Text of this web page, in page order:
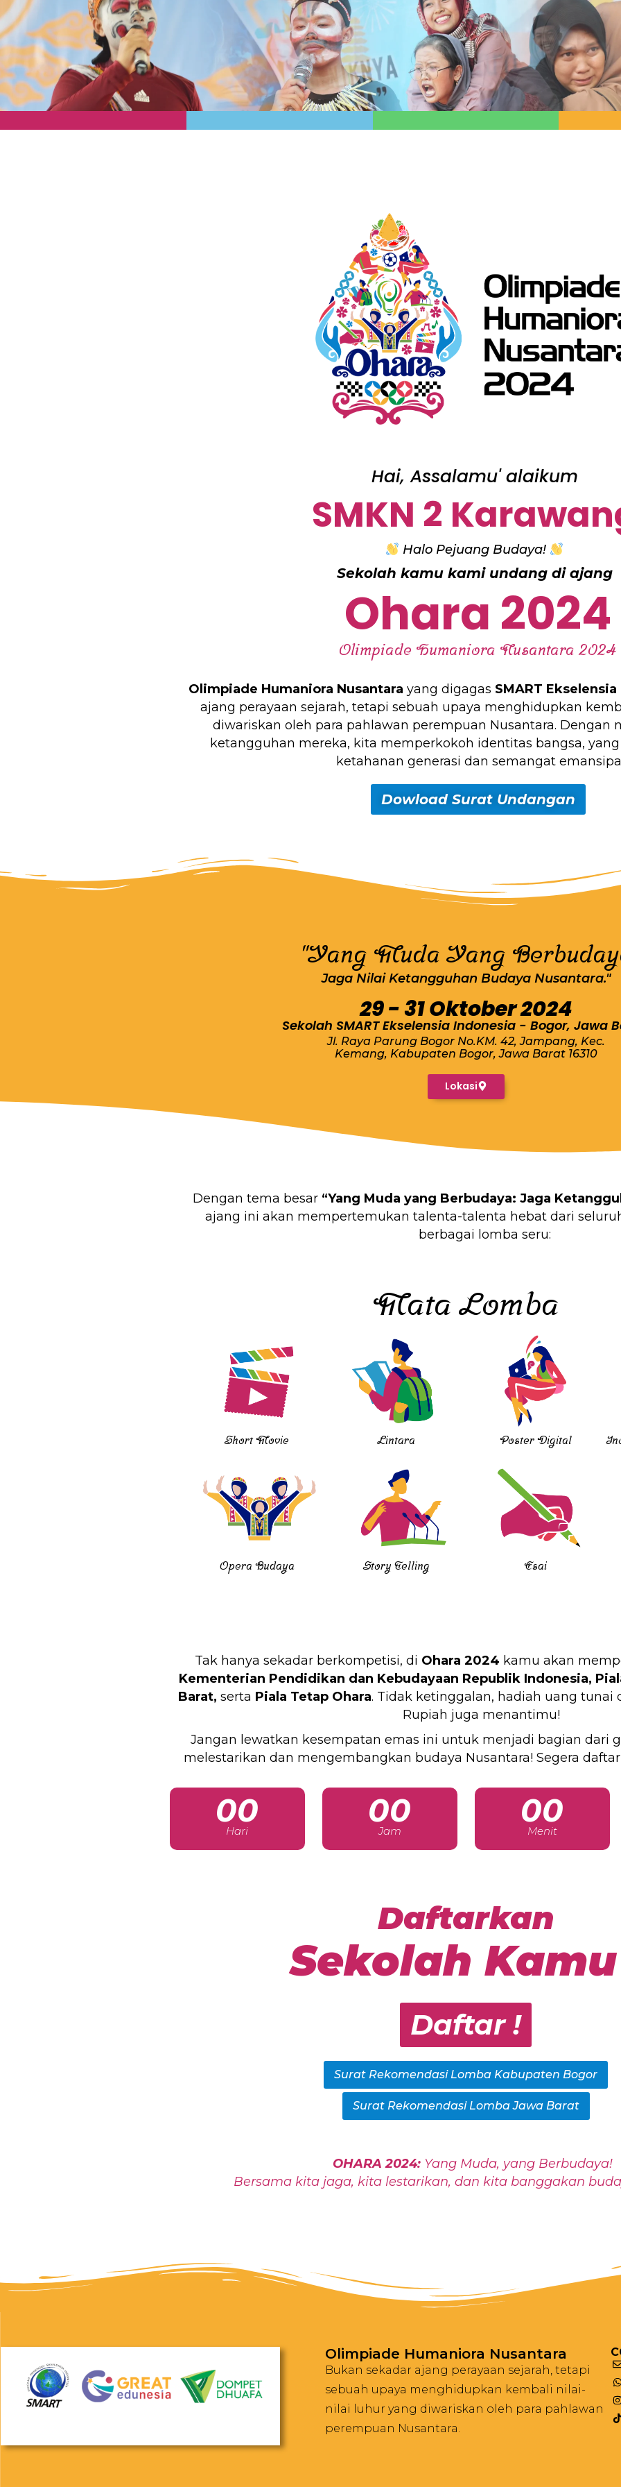
Hai, Assalamu' alaikum
SMKN 2
Halo Pejuang Budaya!
Sekolah kamu kami undang di ajang
Ohara 2024
Olimpiade Humaniora Nusantara 2024
Olimpiade Humaniora Nusantara yang digagas SMART
ajang perayaan sejarah, tetapi sebuah upaya menghidupkan
diwariskan oleh para pahlawan perempuan Nusantara. Dengan
ketangguhan mereka, kita memperkokoh identitas bangsa,
ketahanan generasi dan semangat
Dowload Surat Undangan
"Yang Muda Yang
Jaga Nilai Ketangguhan Budaya Nusantara."
29 - 31 Oktober 2024
Sekolah SMART Ekselensia Indonesia - Bogor, Jawa
Jl. Raya Parung Bogor No.KM. 42, Jampang, Kec.
Kemang, Kabupaten Bogor, Jawa Barat 16310
Lokasi
Dengan tema besar “Yang Muda yang Berbudaya: Jaga
ajang ini akan mempertemukan talenta-talenta hebat dari
berbagai lomba seru:
Mata Lomba
Short Movie Lintara Poster Digital
Opera Budaya Story Telling Esai
Tak hanya sekadar berkompetisi, di Ohara 2024 kamu akan
Kementerian Pendidikan dan Kebudayaan Republik Indonesia,
Barat, serta Piala Tetap Ohara. Tidak ketinggalan, hadiah uang tunai
Rupiah juga menantimu!
Jangan lewatkan kesempatan emas ini untuk menjadi bagian dari
melestarikan dan mengembangkan budaya Nusantara! Segera
00
Hari
00
Jam
00
Menit
Daftarkan
Sekolah
Daftar !
Surat Rekomendasi Lomba Kabupaten Bogor
Surat Rekomendasi Lomba Jawa Barat
OHARA 2024: Yang Muda, yang Berbudaya!
Bersama kita jaga, kita lestarikan, dan kita banggakan
Olimpiade Humaniora Nusantara
Bukan sekadar ajang perayaan sejarah, tetapi
sebuah upaya menghidupkan kembali nilai-
nilai luhur yang diwariskan oleh para pahlawan
perempuan Nusantara.